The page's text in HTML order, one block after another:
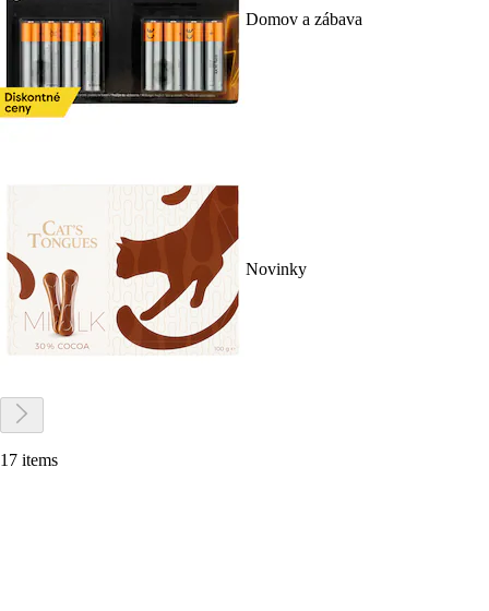
Domov a zábava
Novinky
17 items